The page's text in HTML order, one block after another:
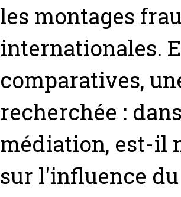
les montages
internationales.
comparatives,
recherchée :
médiation, est-il
sur l'influence